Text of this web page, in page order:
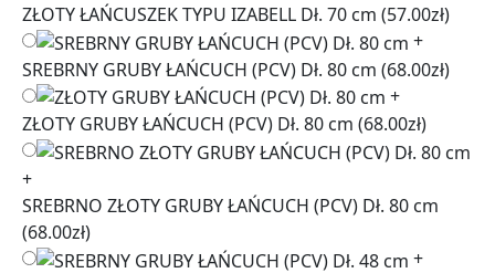
ZŁOTY ŁAŃCUSZEK TYPU IZABELL Dł. 70 cm (57.00zł)
+
SREBRNY GRUBY ŁAŃCUCH (PCV) Dł. 80 cm (68.00zł)
+
ZŁOTY GRUBY ŁAŃCUCH (PCV) Dł. 80 cm (68.00zł)
+
SREBRNO ZŁOTY GRUBY ŁAŃCUCH (PCV) Dł. 80 cm
(68.00zł)
+